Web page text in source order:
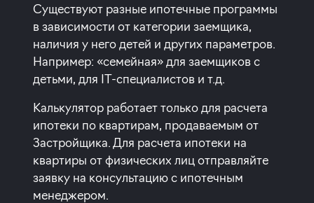
Существуют разные ипотечные программы
в зависимости от категории заемщика,
наличия у него детей и других параметров.
Например: «семейная» для заемщиков с
детьми, для IT-специалистов и т.д.
Калькулятор работает только для расчета
ипотеки по квартирам, продаваемым от
Застройщика. Для расчета ипотеки на
квартиры от физических лиц отправляйте
заявку на консультацию с ипотечным
менеджером.